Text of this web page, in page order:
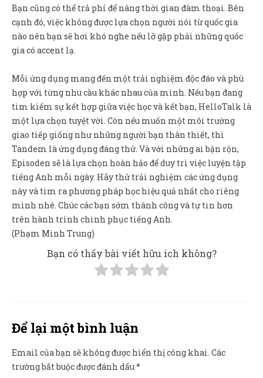
Bạn cũng có thể trả phí để nâng thời gian đàm thoại. Bên
cạnh đó, việc không được lựa chọn người nói từ quốc gia
nào nên bạn sẽ hơi khó nghe nếu lỡ gặp phải những quốc
gia có accent lạ.
Mỗi ứng dụng mang đến một trải nghiệm độc đáo và phù
hợp với từng nhu cầu khác nhau của mình. Nếu bạn đang
tìm kiếm sự kết hợp giữa việc học và kết bạn, HelloTalk là
một lựa chọn tuyệt vời. Còn nếu muốn một môi trường
giao tiếp giống như những người bạn thân thiết, thì
Tandem là ứng dụng đáng thử. Và với những ai bận rộn,
Episoden sẽ là lựa chọn hoàn hảo để duy trì việc luyện tập
tiếng Anh mỗi ngày. Hãy thử trải nghiệm các ứng dụng
này và tìm ra phương pháp học hiệu quả nhất cho riêng
mình nhé. Chúc các bạn sớm thành công và tự tin hơn
trên hành trình chinh phục tiếng Anh.
(Phạm Minh Trung)
Bạn có thấy bài viết hữu ích không?
Để lại một bình luận
Email của bạn sẽ không được hiển thị công khai. Các
trường bắt buộc được đánh dấu*